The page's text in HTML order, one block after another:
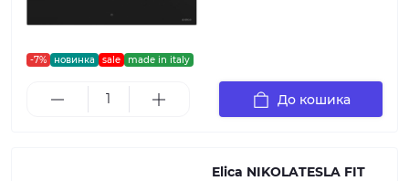
-7% новинка sale made in italy
До кошика
Elica NIKOLATESLA FIT